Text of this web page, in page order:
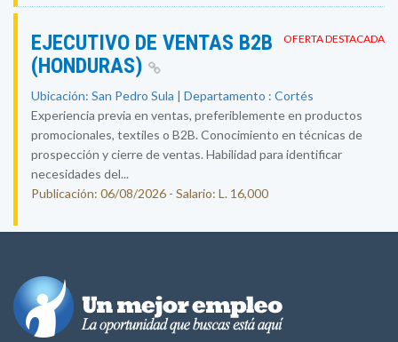
OFERTA DESTACADA
EJECUTIVO DE VENTAS B2B
(HONDURAS)
Ubicación: San Pedro Sula | Departamento : Cortés
Experiencia previa en ventas, preferiblemente en productos
promocionales, textiles o B2B. Conocimiento en técnicas de
prospección y cierre de ventas. Habilidad para identificar
necesidades del...
Publicación: 06/08/2026 - Salario: L. 16,000